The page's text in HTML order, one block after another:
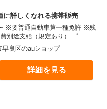
に詳しくなれる携帯販売
※要普通自動車第一種免許 ※残
途支給（規定あり） ゜
゜・。○。・゜+゜ 入社祝い金10
程
゜+゜・。○。・゜+゜
早良区のauショップ
詳細を見る